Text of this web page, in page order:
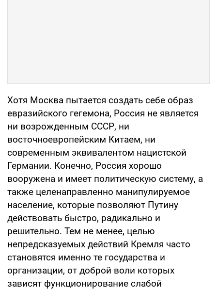
Хотя Москва пытается создать себе образ
евразийского гегемона, Россия не является
ни возрожденным СССР, ни
восточноевропейским Китаем, ни
современным эквивалентом нацистской
Германии. Конечно, Россия хорошо
вооружена и имеет политическую систему, а
также целенаправленно манипулируемое
население, которые позволяют Путину
действовать быстро, радикально и
решительно. Тем не менее, целью
непредсказуемых действий Кремля часто
становятся именно те государства и
организации, от доброй воли которых
зависят функционирование слабой